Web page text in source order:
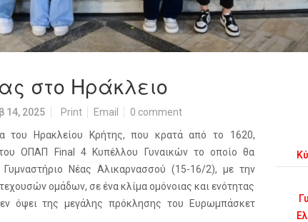
στο Ηράκλειο
14, 2025 Print Email 0 comment
του Ηρακλείου Κρήτης, που κρατά από το 1620,
ΟΠΑΠ Final 4 Κυπέλλου Γυναικών το οποίο θα
Γυμναστήριο Νέας Αλικαρνασσού (15-16/2), με την
ομάδων, σε ένα κλίμα ομόνοιας και ενότητας
όψει της μεγάλης πρόκλησης του Ευρωμπάσκετ